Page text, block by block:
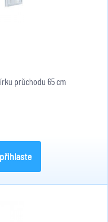
průchodu 65 cm